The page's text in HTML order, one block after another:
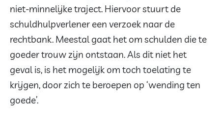
niet-minnelijke traject. Hiervoor stuurt de
schuldhulpverlener een verzoek naar de
rechtbank. Meestal gaat het om schulden die te
goeder trouw zijn ontstaan. Als dit niet het
geval is, is het mogelijk om toch toelating te
krijgen, door zich te beroepen op ‘wending ten
goede’.